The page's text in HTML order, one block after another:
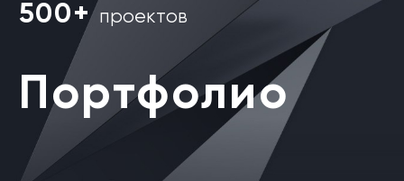
500+ проектов
Портфолио